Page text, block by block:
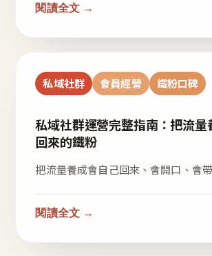
閱讀全文 →
私域社群 會員經營 鐵粉口碑
私域社群運營完整指南：把流量
回來的鐵粉
把流量養成會自己回來、會開口、會
閱讀全文 →